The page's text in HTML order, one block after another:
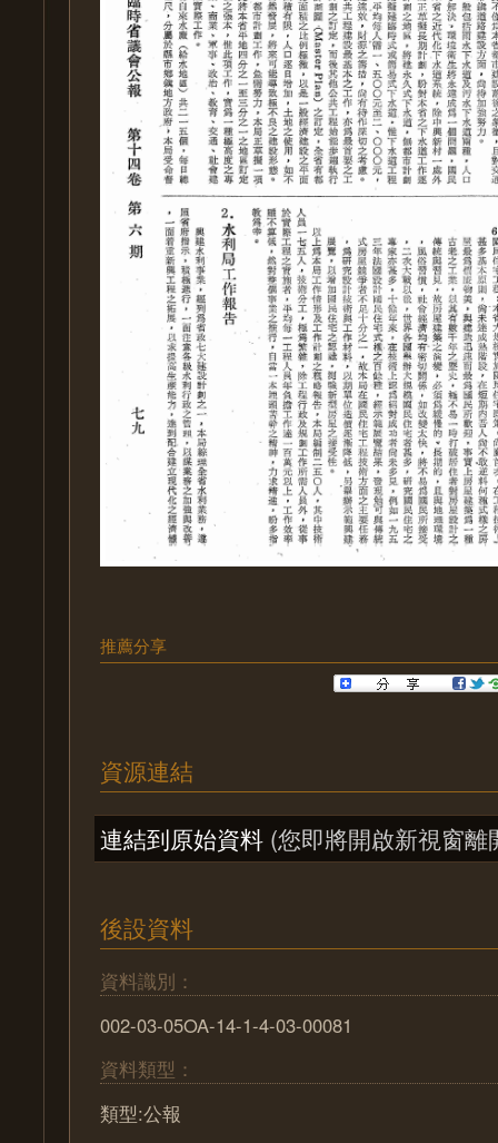
推薦分享
資源連結
連結到原始資料 (您即將開啟新視窗離
後設資料
資料識別：
002-03-05OA-14-1-4-03-00081
資料類型：
類型:公報